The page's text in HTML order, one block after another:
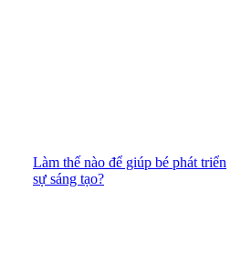
Làm thế nào để giúp bé phát triển
sự sáng tạo?